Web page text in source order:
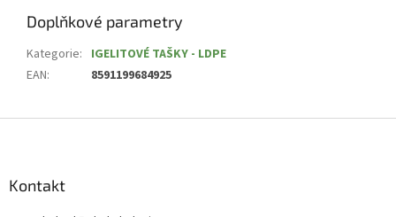
Doplňkové parametry
Kategorie: IGELITOVÉ TAŠKY - LDPE
EAN: 8591199684925
Kontakt